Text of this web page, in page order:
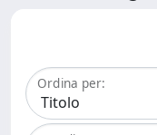
Ordina per: